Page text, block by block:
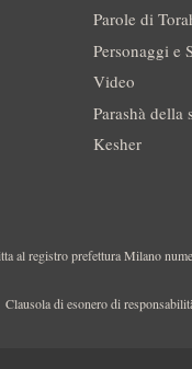
Parole di
Personaggi e
Video
Parashà della
Kesher
al registro prefettura Milano
Clausola di esonero di